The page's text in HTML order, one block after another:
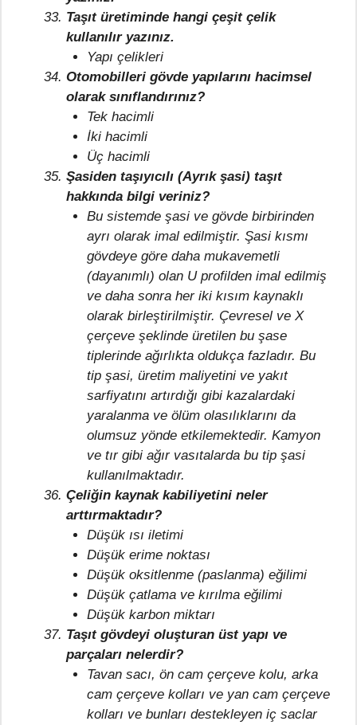
Taşıt üretiminde hangi çeşit çelik
kullanılır yazınız.
Yapı çelikleri
Otomobilleri gövde yapılarını hacimsel
olarak sınıflandırınız?
Tek hacimli
İki hacimli
Üç hacimli
Şasiden taşıyıcılı (Ayrık şasi) taşıt
hakkında bilgi veriniz?
Bu sistemde şasi ve gövde birbirinden
ayrı olarak imal edilmiştir. Şasi kısmı
gövdeye göre daha mukavemetli
(dayanımlı) olan U profilden imal edilmiş
ve daha sonra her iki kısım kaynaklı
olarak birleştirilmiştir. Çevresel ve X
çerçeve şeklinde üretilen bu şase
tiplerinde ağırlıkta oldukça fazladır. Bu
tip şasi, üretim maliyetini ve yakıt
sarfiyatını artırdığı gibi kazalardaki
yaralanma ve ölüm olasılıklarını da
olumsuz yönde etkilemektedir. Kamyon
ve tır gibi ağır vasıtalarda bu tip şasi
kullanılmaktadır.
Çeliğin kaynak kabiliyetini neler
arttırmaktadır?
Düşük ısı iletimi
Düşük erime noktası
Düşük oksitlenme (paslanma) eğilimi
Düşük çatlama ve kırılma eğilimi
Düşük karbon miktarı
Taşıt gövdeyi oluşturan üst yapı ve
parçaları nelerdir?
Tavan sacı, ön cam çerçeve kolu, arka
cam çerçeve kolları ve yan cam çerçeve
kolları ve bunları destekleyen iç saclar